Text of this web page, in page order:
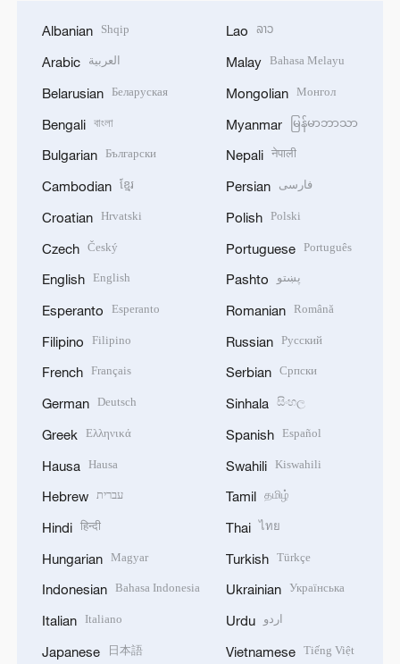
Albanian Shqip
Arabic العربية
Belarusian Беларуская
Bengali বাংলা
Bulgarian Български
Cambodian ខ្មែរ
Croatian Hrvatski
Czech Český
English English
Esperanto Esperanto
Filipino Filipino
French Français
German Deutsch
Greek Ελληνικά
Hausa Hausa
Hebrew עברית
Hindi हिन्दी
Hungarian Magyar
Indonesian Bahasa Indonesia
Italian Italiano
Japanese 日本語
Lao ລາວ
Malay Bahasa Melayu
Mongolian Монгол
Myanmar မြန်မာဘာသာ
Nepali नेपाली
Persian فارسی
Polish Polski
Portuguese Português
Pashto پښتو
Romanian Română
Russian Русский
Serbian Српски
Sinhala සිංහල
Spanish Español
Swahili Kiswahili
Tamil தமிழ்
Thai ไทย
Turkish Türkçe
Ukrainian Українська
Urdu اردو
Vietnamese Tiếng Việt